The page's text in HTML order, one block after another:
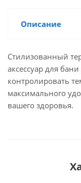
Описание
Стилизованный
аксессуар для
контролировать
максимального
вашего здоровья.